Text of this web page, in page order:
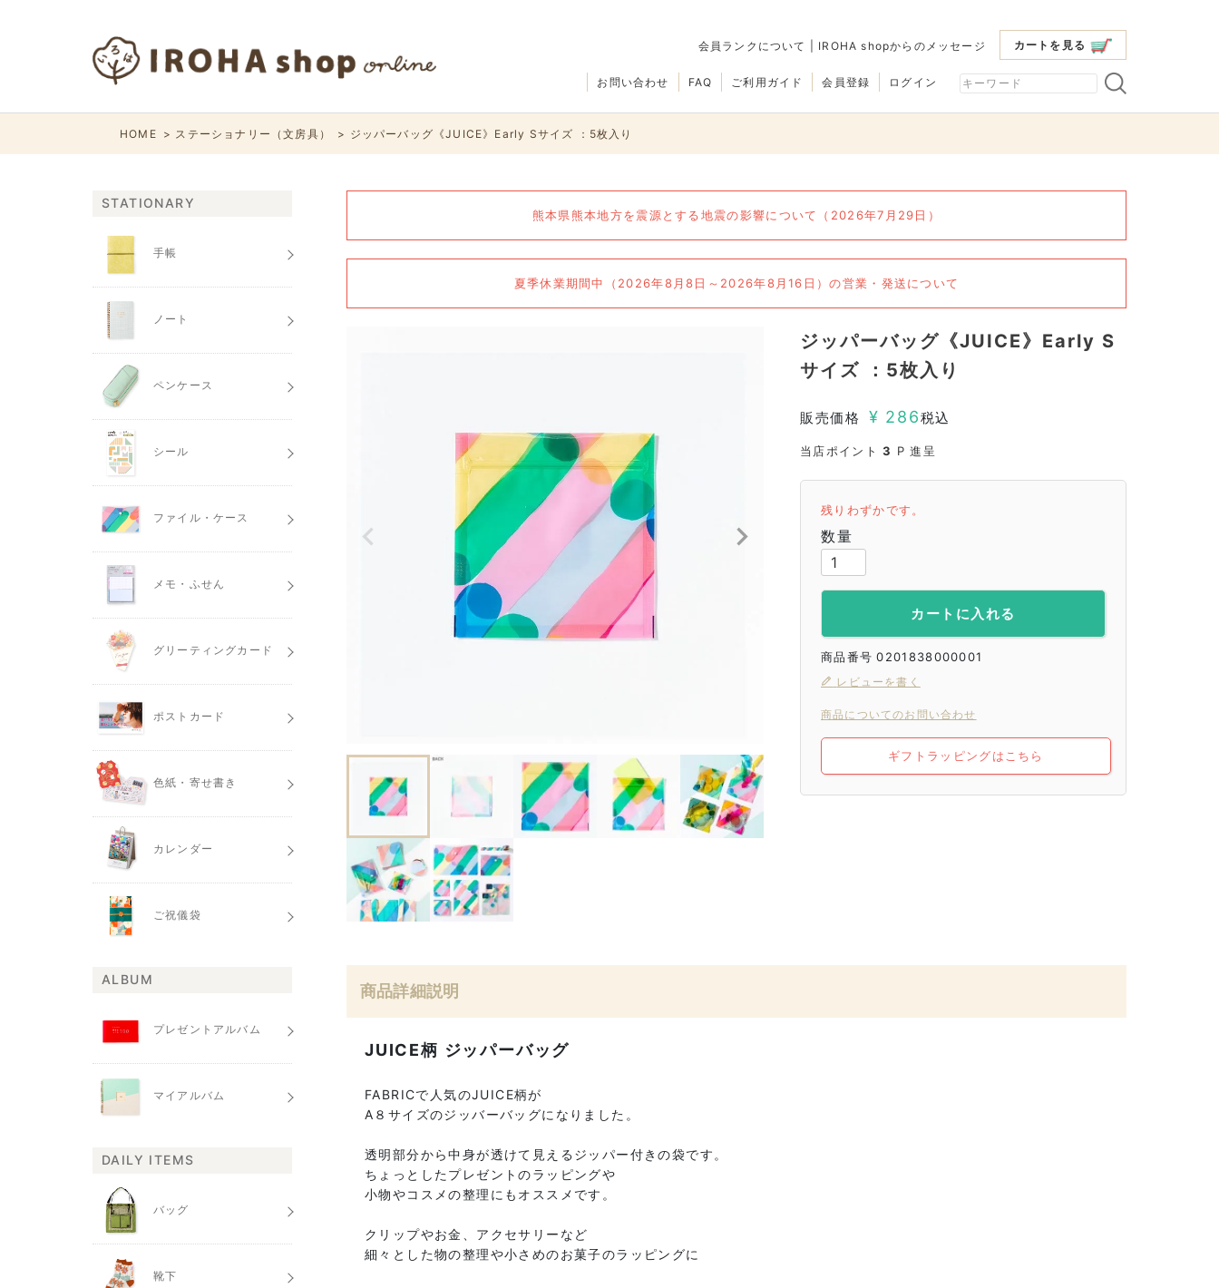
カートを見る
会員ランクについて IROHA shopからのメッセージ
会員登録 ログイン
ご利用ガイド
FAQ
お問い合わせ
HOME ステーショナリー（文房具） ジッパーバッグ《JUICE》Early Sサイズ ：5枚入り
熊本県熊本地方を震源とする地震の影響について（2026年7月29日）
夏季休業期間中（2026年8月8日～2026年8月16日）の営業・発送について
ジッパーバッグ《JUICE》Early S
サイズ ：5枚入り
販売価格 ¥ 286税込
当店ポイント 3 P 進呈
残りわずかです。
カートに入れる
商品番号 0201838000001
レビューを書く
商品についてのお問い合わせ
ギフトラッピングはこちら
商品詳細説明
JUICE柄 ジッパーバッグ
FABRICで人気のJUICE柄が
A８サイズのジッバーバッグになりました。
透明部分から中身が透けて見えるジッパー付きの袋です。
ちょっとしたプレゼントのラッピングや
小物やコスメの整理にもオススメです。
クリップやお金、アクセサリーなど
細々とした物の整理や小さめのお菓子のラッピングに
STATIONARY
手帳
ノート
ペンケース
シール
ファイル・ケース
メモ・ふせん
グリーティングカード
ポストカード
色紙・寄せ書き
カレンダー
ご祝儀袋
ALBUM
プレゼントアルバム
マイアルバム
DAILY ITEMS
バッグ
靴下